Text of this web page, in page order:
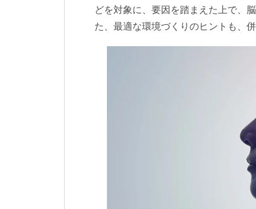
どを対象に、要因を踏まえた上で、
た、最適な環境づくりのヒントも、